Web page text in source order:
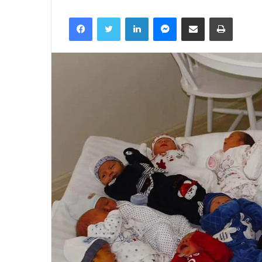
FacebookTwitter LinkedInMessengerმეილზე გაზიარება